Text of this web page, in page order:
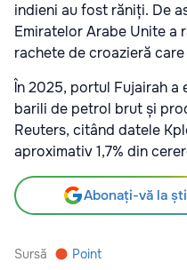
indieni au fost răniți. De
Emiratelor Arabe Unite a
rachete de croazieră
În 2025, portul Fujairah a
barili de petrol brut și
Reuters, citând datele
aproximativ 1,7% din
Abonați-vă la
Sursă Point